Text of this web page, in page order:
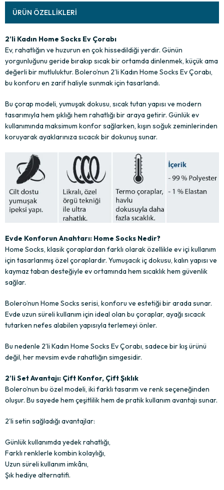
ÜRÜN ÖZELLIKLERI
2’li Kadın Home Socks Ev Çorabı
Ev, rahatlığın ve huzurun en çok hissedildiği yerdir. Günün
yorgunluğunu geride bırakıp sıcak bir ortamda dinlenmek, küçük ama
değerli bir mutluluktur. Bolero’nun 2’li Kadın Home Socks Ev Çorabı,
bu konforu en zarif haliyle sunmak için tasarlandı.
Bu çorap modeli, yumuşak dokusu, sıcak tutan yapısı ve modern
tasarımıyla hem şıklığı hem rahatlığı bir araya getirir. Günlük ev
kullanımında maksimum konfor sağlarken, kışın soğuk zeminlerinden
koruyarak ayaklarınıza sıcacık bir dokunuş sunar.
Evde Konforun Anahtarı: Home Socks Nedir?
Home Socks, klasik çoraplardan farklı olarak özellikle ev içi kullanım
için tasarlanmış özel çoraplardır. Yumuşacık iç dokusu, kalın yapısı ve
kaymaz taban desteğiyle ev ortamında hem sıcaklık hem güvenlik
sağlar.
Bolero’nun Home Socks serisi, konforu ve estetiği bir arada sunar.
Evde uzun süreli kullanım için ideal olan bu çoraplar, ayağı sıcacık
tutarken nefes alabilen yapısıyla terlemeyi önler.
Bu nedenle 2’li Kadın Home Socks Ev Çorabı, sadece bir kış ürünü
değil, her mevsim evde rahatlığın simgesidir.
2’li Set Avantajı: Çift Konfor, Çift Şıklık
Bolero’nun bu özel modeli, iki farklı tasarım ve renk seçeneğinden
oluşur. Bu sayede hem çeşitlilik hem de pratik kullanım avantajı sunar.
2’li setin sağladığı avantajlar:
Günlük kullanımda yedek rahatlığı,
Farklı renklerle kombin kolaylığı,
Uzun süreli kullanım imkânı,
Şık hediye alternatifi.